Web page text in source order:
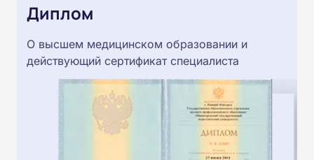
Диплом
О высшем медицинском образовании и
действующий сертификат специалиста